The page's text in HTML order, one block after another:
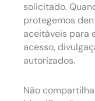
solicitado.
protegemos
aceitáveis para
acesso,
autorizados.
Não